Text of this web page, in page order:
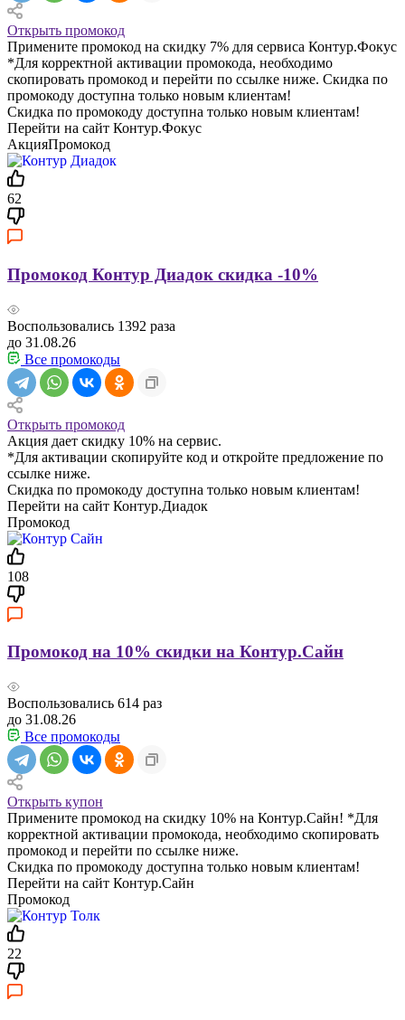
Открыть промокод
Примените промокод на скидку 7% для сервиса Контур.Фокус
*Для корректной активации промокода, необходимо
скопировать промокод и перейти по ссылке ниже. Скидка по
промокоду доступна только новым клиентам!
Скидка по промокоду доступна только новым клиентам!
Перейти на сайт Контур.Фокус
АкцияПромокод
62
Промокод Контур Диадок скидка -10%
Воспользовались 1392 раза
до 31.08.26
Все промокоды
Открыть промокод
Акция дает скидку 10% на сервис.
*Для активации скопируйте код и откройте предложение по
ссылке ниже.
Скидка по промокоду доступна только новым клиентам!
Перейти на сайт Контур.Диадок
Промокод
108
Промокод на 10% скидки на Контур.Сайн
Воспользовались 614 раз
до 31.08.26
Все промокоды
Открыть купон
Примените промокод на скидку 10% на Контур.Сайн! *Для
корректной активации промокода, необходимо скопировать
промокод и перейти по ссылке ниже.
Скидка по промокоду доступна только новым клиентам!
Перейти на сайт Контур.Сайн
Промокод
22